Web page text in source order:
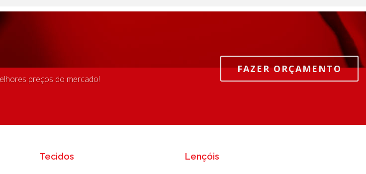
preços do mercado!
FAZER ORÇAMENTO
Tecidos Lençóis